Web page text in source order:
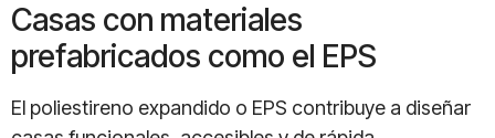
Casas con materiales
prefabricados como el EPS
El poliestireno expandido o EPS contribuye a diseñar